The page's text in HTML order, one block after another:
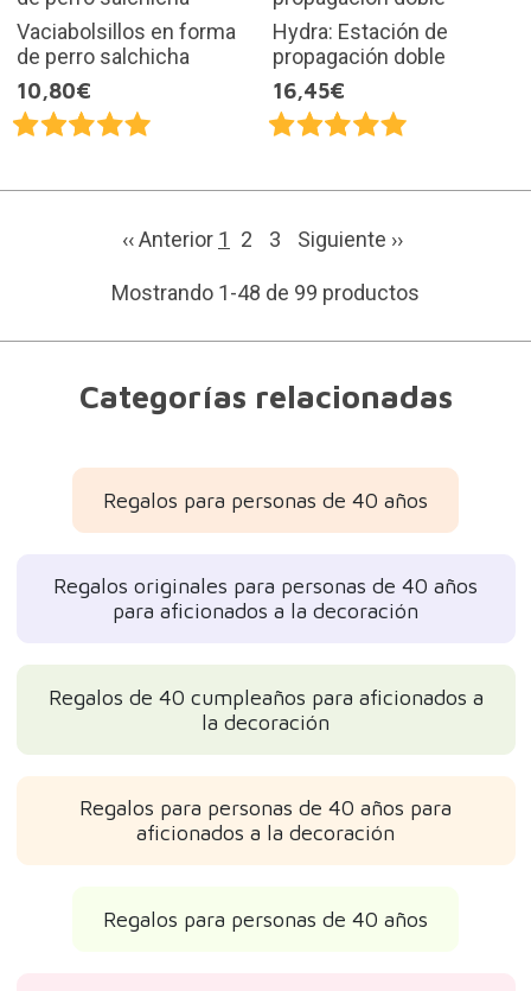
Vaciabolsillos en forma
de perro salchicha
10,80€
Hydra: Estación de
propagación doble
16,45€
‹‹ Anterior 1 2 3 Siguiente ››
Mostrando 1-48 de 99 productos
Categorías relacionadas
Regalos para personas de 40 años
Regalos originales para personas de 40 años
para aficionados a la decoración
Regalos de 40 cumpleaños para aficionados a
la decoración
Regalos para personas de 40 años para
aficionados a la decoración
Regalos para personas de 40 años